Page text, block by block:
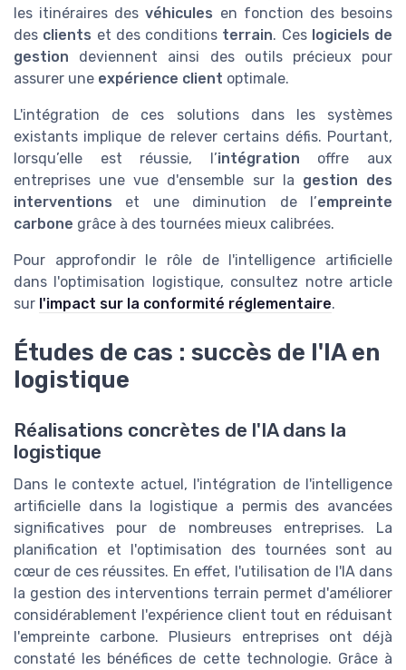
les itinéraires desvéhicules en fonction des besoins
des clients et des conditions terrain. Ces logiciels de
gestion deviennent ainsi des outils précieux pour
assurer une expérience client optimale.
L'intégration de ces solutions dans les systèmes
existants implique de relever certains défis. Pourtant,
lorsqu’elle est réussie, l’intégration offre aux
entreprises une vue d'ensemble sur la gestion des
interventions et une diminution de l’empreinte
carbone grâce à des tournées mieux calibrées.
Pour approfondir le rôle de l'intelligence artificielle
dans l'optimisation logistique, consultez notre article
sur l'impact sur la conformité réglementaire.
Études de cas : succès de l'IA en
logistique
Réalisations concrètes de l'IA dans la
logistique
Dans le contexte actuel, l'intégration de l'intelligence
artificielle dans la logistique a permis des avancées
significatives pour de nombreuses entreprises. La
planification et l'optimisation des tournées sont au
cœur de ces réussites. En effet, l'utilisation de l'IA dans
la gestion des interventions terrain permet d'améliorer
considérablement l'expérience client tout en réduisant
l'empreinte carbone. Plusieurs entreprises ont déjà
constaté les bénéfices de cette technologie. Grâce à